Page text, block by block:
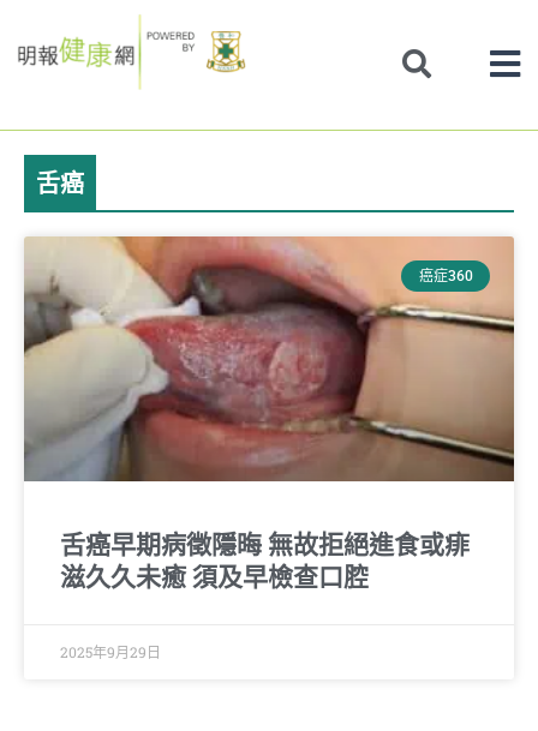
to
舌癌
癌症360
舌癌早期病徵隱晦 無故拒絕進食或痱
滋久久未癒 須及早檢查口腔
2025年9月29日